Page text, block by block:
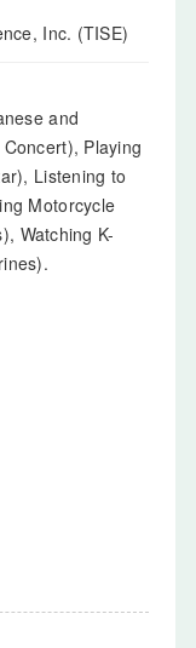
Inc. (TISE)
and
Playing
Listening to
Motorcycle
Watching K-